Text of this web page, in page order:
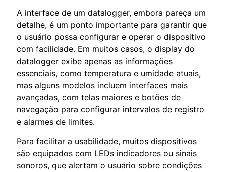
A interface de um datalogger, embora pareça um
detalhe, é um ponto importante para garantir que
o usuário possa configurar e operar o dispositivo
com facilidade. Em muitos casos, o display do
datalogger exibe apenas as informações
essenciais, como temperatura e umidade atuais,
mas alguns modelos incluem interfaces mais
avançadas, com telas maiores e botões de
navegação para configurar intervalos de registro
e alarmes de limites.
Para facilitar a usabilidade, muitos dispositivos
são equipados com LEDs indicadores ou sinais
sonoros, que alertam o usuário sobre condições